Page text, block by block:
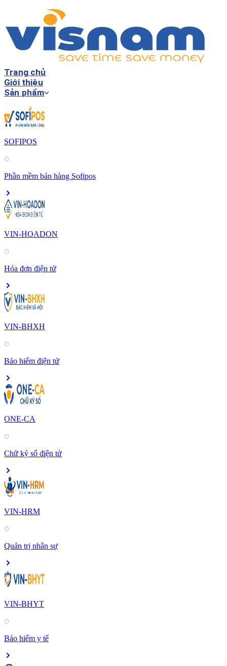
Trang chủ
Giới thiệu
Sản phẩm
SOFIPOS
Phần mềm bán hàng Sofipos
VIN-HOADON
Hóa đơn điện tử
VIN-BHXH
Bảo hiểm điện tử
ONE-CA
Chữ ký số điện tử
VIN-HRM
Quản trị nhân sự
VIN-BHYT
Bảo hiểm y tế